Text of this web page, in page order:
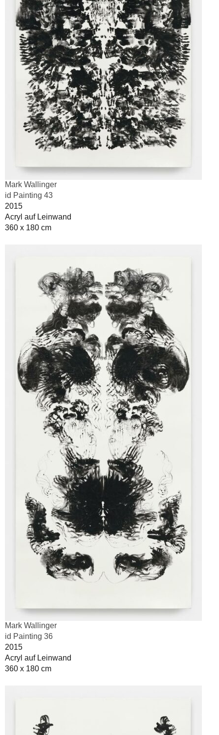
Mark Wallinger
id Painting 43
2015
Acryl auf Leinwand
360 x 180 cm
Mark Wallinger
id Painting 36
2015
Acryl auf Leinwand
360 x 180 cm